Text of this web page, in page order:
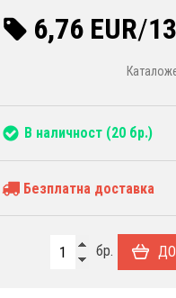
6,76 EUR/
В наличност (20 бр.)
Безплатна доставка
бр.